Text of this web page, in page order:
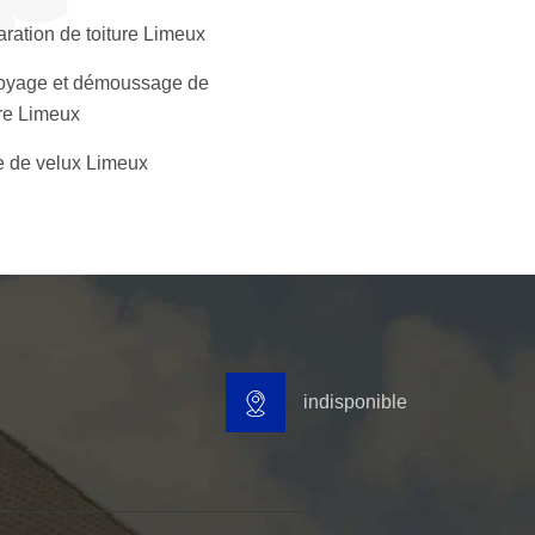
de toiture Limeux
et démoussage de
Limeux
de velux Limeux
indisponible